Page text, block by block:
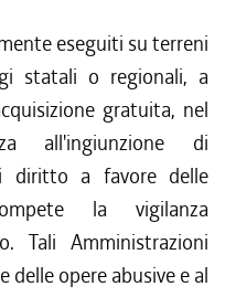
eseguiti su terreni
statali o regionali, a
gratuita, nel
all'ingiunzione di
diritto a favore delle
la vigilanza
Tali Amministrazioni
delle opere abusive e al